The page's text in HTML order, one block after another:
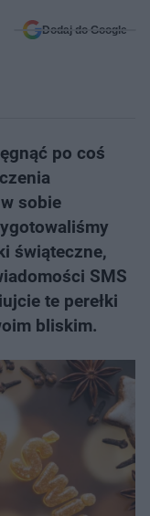
Dodaj do Google
po coś
sobie
świąteczne,
SMS
te perełki
bliskim.